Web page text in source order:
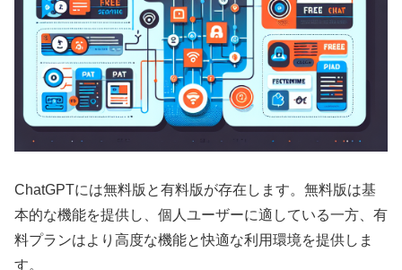
ChatGPTには無料版と有料版が存在します。無料版は基
本的な機能を提供し、個人ユーザーに適している一方、有
料プランはより高度な機能と快適な利用環境を提供しま
す。